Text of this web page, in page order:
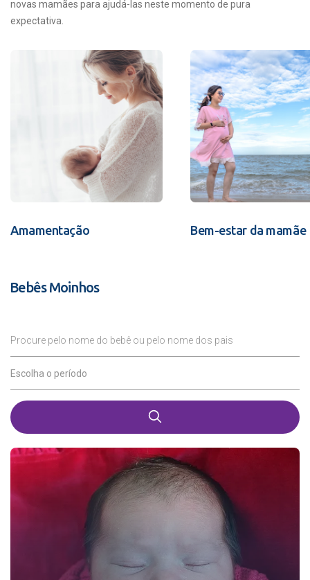
novas mamães para ajudá-las neste momento de pura
expectativa.
Amamentação Bem-estar da mamãe
Bebês Moinhos
Procure pelo nome do bebê ou pelo nome dos pais
Escolha o período